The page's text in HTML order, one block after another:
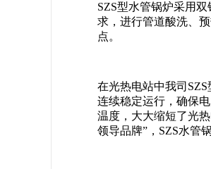
SZS型水管锅炉采用
求，进行管道酸洗、
点。
在光热电站中我司
连续稳定运行，确保
温度，大大缩短了光
领导品牌”，SZS水管